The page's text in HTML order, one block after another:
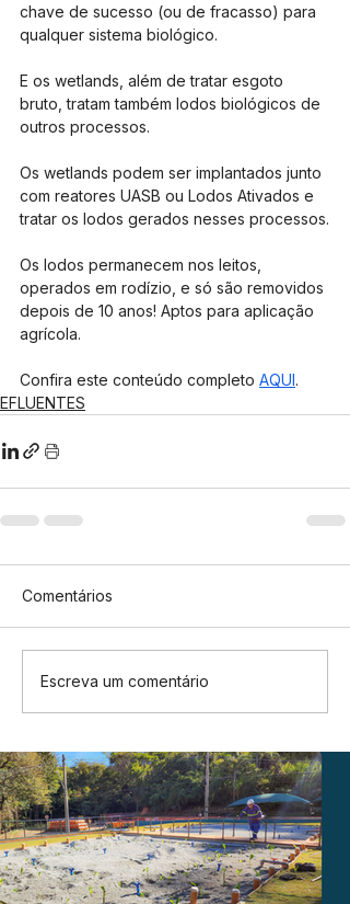
chave de sucesso (ou de fracasso) para
qualquer sistema biológico.
E os wetlands, além de tratar esgoto
bruto, tratam também lodos biológicos de
outros processos.
Os wetlands podem ser implantados junto
com reatores UASB ou Lodos Ativados e
tratar os lodos gerados nesses processos.
Os lodos permanecem nos leitos,
operados em rodízio, e só são removidos
depois de 10 anos! Aptos para aplicação
agrícola.
Confira este conteúdo completo AQUI.
EFLUENTES
Comentários
Escreva um comentário